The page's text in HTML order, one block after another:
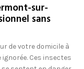
sur-
sans
de votre domicile à
Ces insectes